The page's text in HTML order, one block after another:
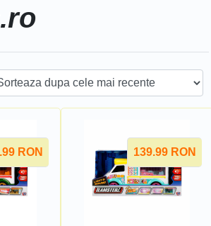
RON 139.99 RON